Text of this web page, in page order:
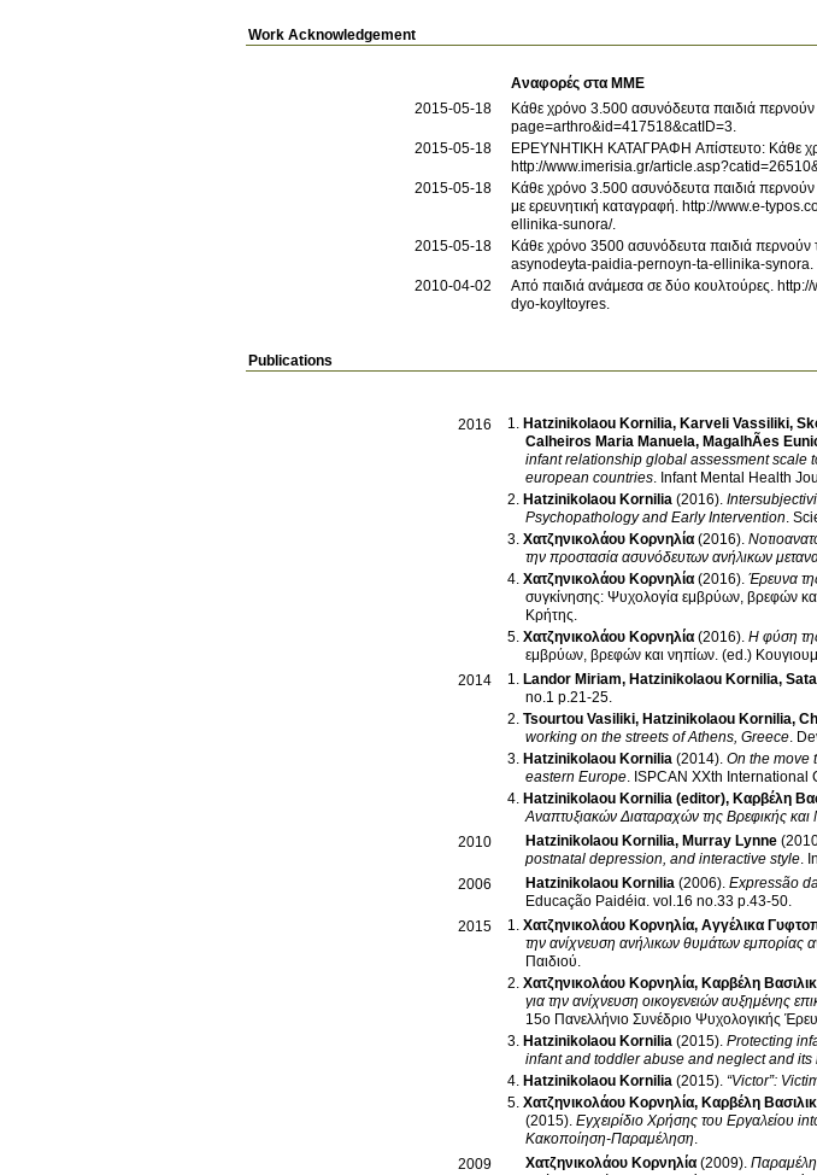
Work Acknowledgement
Αναφορές στα ΜΜΕ
2015-05-18
Κάθε χρόνο 3.500 ασυνόδευτα παιδιά περνούν
page=arthro&id=417518&catID=3
2015-05-18
ΕΡΕΥΝΗΤΙΚΗ ΚΑΤΑΓΡΑΦΗ Απίστευτο: Κάθε
http://www.imerisia.gr/
2015-05-18
Κάθε χρόνο 3.500 ασυνόδευτα παιδιά
με ερευνητική καταγραφή http://www.e-
ellinika-sunora/.
2015-05-18
Κάθε χρόνο 3500 ασυνόδευτα παιδιά περνούν
asynodeyta-paidia-pernoyn-ta-ellinika-synora
2010-04-02
Από παιδιά ανάμεσα σε δύο κουλτούρες
dyo-koyltoyres
Publications
2016 Hatzinikolaou Kornilia, Karveli Vassiliki,
Calheiros Maria Manuela, MagalhÃes
infant relationship global assessment scale
european countries. Infant Mental Health
Hatzinikolaou Kornilia (2016).
Psychopathology and Early Intervention.
Χατζηνικολάου Κορνηλία (2016).
την προστασία ασυνόδευτων ανήλικων
Χατζηνικολάου Κορνηλία (2016). Έρευνα
συγκίνησης: Ψυχολογία εμβρύων, βρεφών
Κρήτης.
Χατζηνικολάου Κορνηλία (2016). Η φύση
εμβρύων, βρεφών και νηπίων. (ed.)
2014
Landor Miriam, Hatzinikolaou Kornilia,
no.1 p.21-25.
Tsourtou Vasiliki, Hatzinikolaou Kornilia,
working on the streets of Athens, Greece.
Hatzinikolaou Kornilia (2014). On the move
eastern Europe. ISPCAN XXth
Hatzinikolaou Kornilia (editor), Καρβέλη
Αναπτυξιακών Διαταραχών της Βρεφικής
2010
Hatzinikolaou Kornilia, Murray Lynne
postnatal depression, and interactive style.
2006
Hatzinikolaou Kornilia (2006). Expressão
Educação Paidéiα. vol.16 no.33 p.43-50.
2015
Χατζηνικολάου Κορνηλία, Αγγέλικα
την ανίχνευση ανήλικων θυμάτων εμπορίας
Παιδιού.
Χατζηνικολάου Κορνηλία, Καρβέλη
για την ανίχνευση οικογενειών αυξημένης
15ο Πανελλήνιο Συνέδριο Ψυχολογικής
Hatzinikolaou Kornilia (2015). Protecting
infant and toddler abuse and neglect and
Hatzinikolaou Kornilia (2015). “Victor”:
Χατζηνικολάου Κορνηλία, Καρβέλη
(2015). Εγχειρίδιο Χρήσης του Εργαλείου
Κακοποίηση-Παραμέληση.
2009
Χατζηνικολάου Κορνηλία (2009).